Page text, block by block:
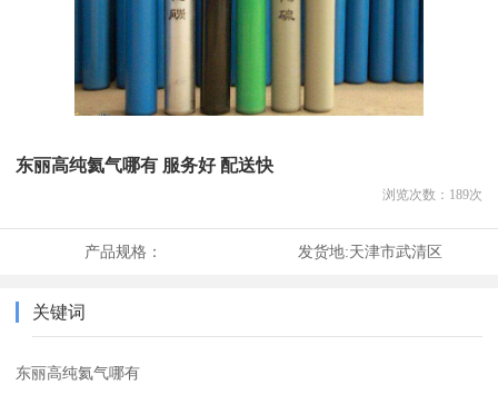
东丽高纯氦气哪有 服务好 配送快
浏览次数： 189次
产品规格： 发货地:天津市武清区
关键词
东丽高纯氦气哪有